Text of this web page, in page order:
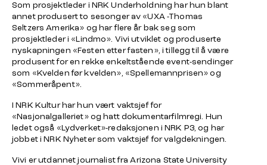
Som prosjektleder i NRK Underholdning har hun blant
annet produsert to sesonger av «UXA -Thomas
Seltzers Amerika» og har flere år bak seg som
prosjektleder i «Lindmo». Vivi utviklet og produserte
nyskapningen «Festen etter fasten», i tillegg til å være
produsent for en rekke enkeltstående event-sendinger
som «Kvelden før kvelden», «Spellemannprisen» og
«Sommeråpent».
I NRK Kultur har hun vært vaktsjef for
«Nasjonalgalleriet» og hatt dokumentarfilmregi. Hun
ledet også «Lydverket»-redaksjonen i NRK P3, og har
jobbet i NRK Nyheter som vaktsjef for valgdekningen.
Vivi er utdannet journalist fra Arizona State University